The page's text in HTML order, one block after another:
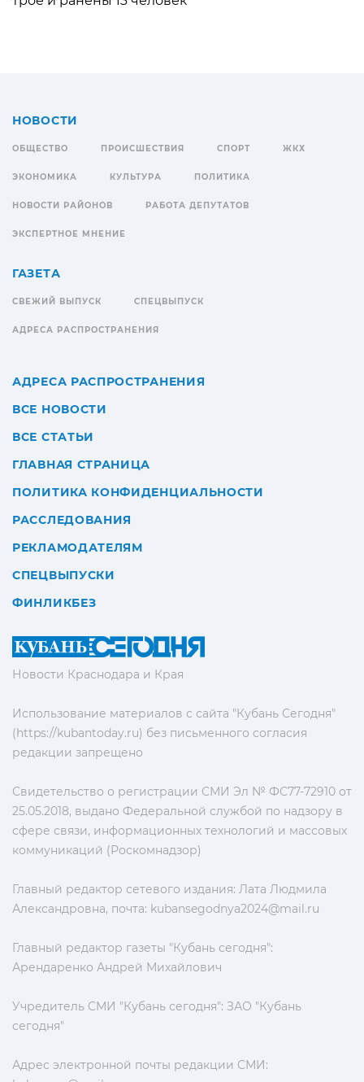
Новости Краснодара и Края
Использование материалов с сайта "Кубань Сегодня"
(https://kubantoday.ru) без письменного согласия
редакции запрещено
Свидетельство о регистрации СМИ Эл № ФС77-72910 от
25.05.2018, выдано Федеральной службой по надзору в
сфере связи, информационных технологий и массовых
коммуникаций (Роскомнадзор)
Главный редактор сетевого издания: Лата Людмила
Александровна, почта: kubansegodnya2024@mail.ru
Главный редактор газеты "Кубань сегодня":
Арендаренко Андрей Михайлович
Учредитель СМИ "Кубань сегодня": ЗАО "Кубань
сегодня"
Адрес электронной почты редакции СМИ:
НОВОСТИ
ОБЩЕСТВО ПРОИСШЕСТВИЯ СПОРТ ЖКХ
ЭКОНОМИКА КУЛЬТУРА ПОЛИТИКА
НОВОСТИ РАЙОНОВ РАБОТА ДЕПУТАТОВ
ЭКСПЕРТНОЕ МНЕНИЕ
ГАЗЕТА
СВЕЖИЙ ВЫПУСК СПЕЦВЫПУСК
АДРЕСА РАСПРОСТРАНЕНИЯ
АДРЕСА РАСПРОСТРАНЕНИЯ
ВСЕ НОВОСТИ
ВСЕ СТАТЬИ
ГЛАВНАЯ СТРАНИЦА
ПОЛИТИКА КОНФИДЕНЦИАЛЬНОСТИ
РАССЛЕДОВАНИЯ
РЕКЛАМОДАТЕЛЯМ
СПЕЦВЫПУСКИ
ФИНЛИКБЕЗ